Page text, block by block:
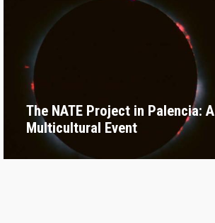
The NATE Project in Palencia: A
Multicultural Event